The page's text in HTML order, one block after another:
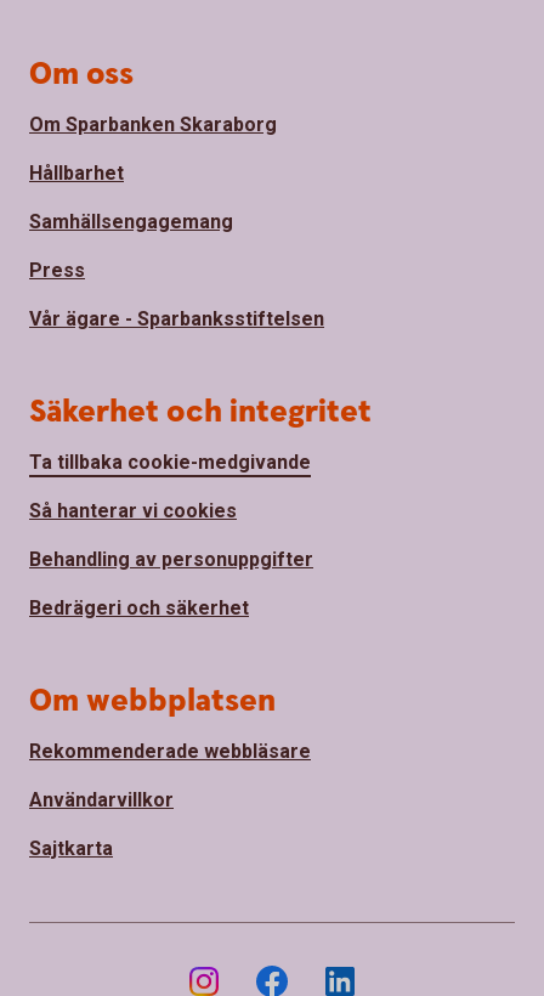
Om oss
Om Sparbanken Skaraborg
Hållbarhet
Samhällsengagemang
Press
Vår ägare - Sparbanksstiftelsen
Säkerhet och integritet
Ta tillbaka cookie-medgivande
Så hanterar vi cookies
Behandling av personuppgifter
Bedrägeri och säkerhet
Om webbplatsen
Rekommenderade webbläsare
Användarvillkor
Sajtkarta